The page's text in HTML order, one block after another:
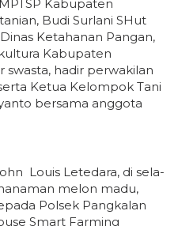
Kabupaten
Budi Surlani SHut
Ketahanan Pangan,
Kabupaten
swasta, hadir perwakilan
Ketua Kelompok Tani
bersama anggota
Louis Letedara, di sela-
melon madu,
Polsek Pangkalan
Smart Farming